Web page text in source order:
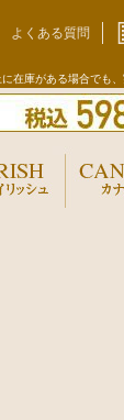
よくある質問
在庫がある場合でも